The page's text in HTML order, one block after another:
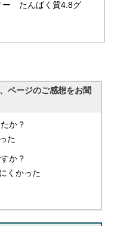
ー たんぱく質4.8グ
ページのご感想をお聞
か？
た
か？
くかった